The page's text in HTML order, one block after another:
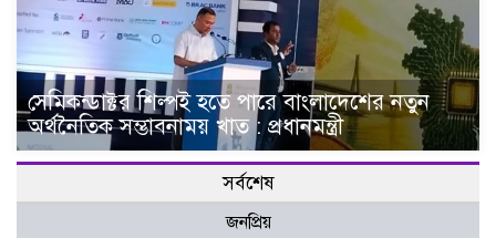
সেমিকন্ডাক্টর শিল্পই হতে পারে বাংলাদেশের নতুন
অর্থনৈতিক সম্ভাবনাময় খাত : প্রধানমন্ত্রী
সর্বশেষ
জনপ্রিয়